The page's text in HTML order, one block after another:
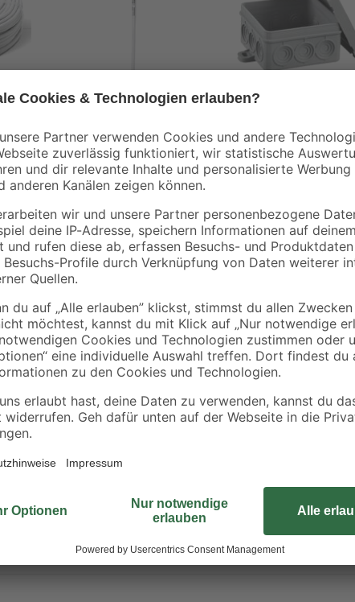
50
LED-Leuchtröhre G13
18 W neutralweiß
15,99 €
Abzweigkasten AP
x 75 x 40 mm grau
Die Lichteleiste beleuchtet
spendet ein neutralweißes Licht.
befestigen.